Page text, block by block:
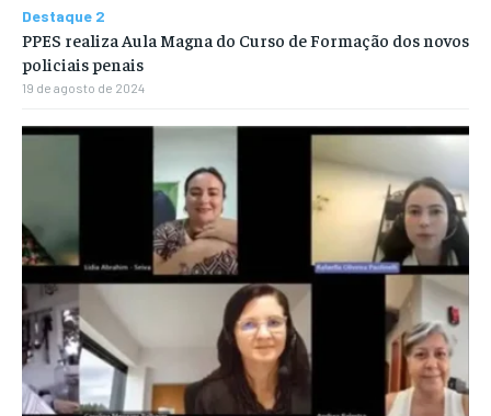
Destaque 2
PPES realiza Aula Magna do Curso de Formação dos novos
policiais penais
19 de agosto de 2024